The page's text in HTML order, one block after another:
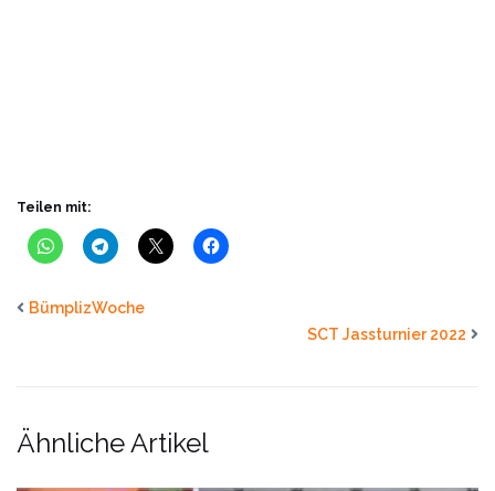
Teilen mit:
BümplizWoche
SCT Jassturnier 2022
Ähnliche Artikel